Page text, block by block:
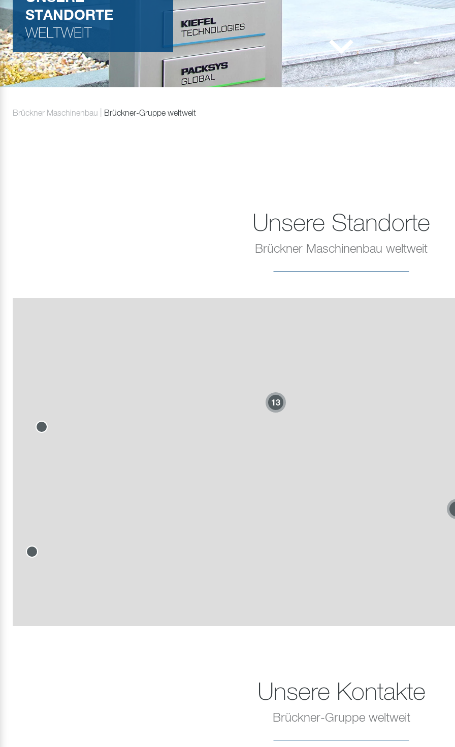
STANDORTE
WELTWEIT
Brückner Maschinenbau Brückner-Gruppe weltweit
Unsere Standorte
Brückner Maschinenbau weltweit
13
Unsere Kontakte
Brückner-Gruppe weltweit